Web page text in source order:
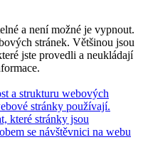
a není možné je vypnout.
stránek. Většinou jsou
jste provedli a neukládají
a strukturu webových
stránky používají.
které stránky jsou
se návštěvnici na webu